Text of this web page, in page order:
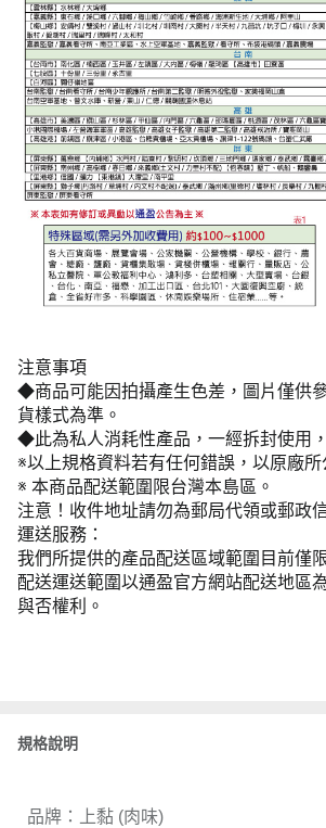
注意事項
◆商品可能因拍攝產生色差，圖片僅供
貨樣式為準。
◆此為私人消耗性產品，一經拆封使用
※以上規格資料若有任何錯誤，以原廠所
※ 本商品配送範圍限台灣本島區。
注意！收件地址請勿為郵局代領或郵政
運送服務：
我們所提供的產品配送區域範圍目前僅
配送運送範圍以通盈官方網站配送地區
與否權利。
規格說明
品牌：上黏 (肉味)